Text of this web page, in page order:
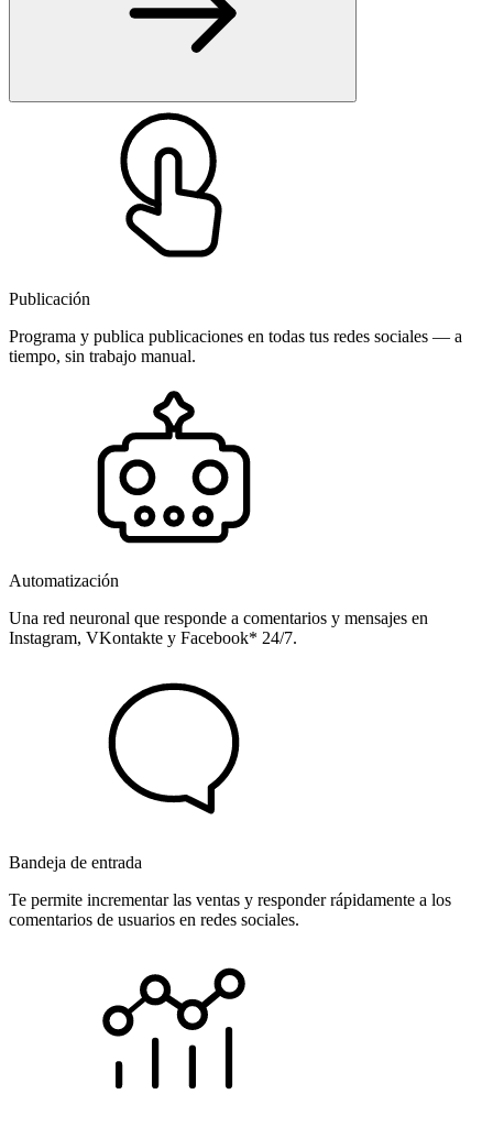
Publicación
Programa y publica publicaciones en todas tus redes sociales — a
tiempo, sin trabajo manual.
Automatización
Una red neuronal que responde a comentarios y mensajes en
Instagram, VKontakte y Facebook* 24/7.
Bandeja de entrada
Te permite incrementar las ventas y responder rápidamente a los
comentarios de usuarios en redes sociales.